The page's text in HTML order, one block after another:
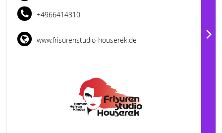
+4966414310
www.frisurenstudio-houserek.de